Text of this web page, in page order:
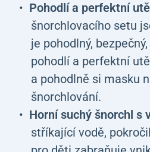
Pohodlí a perfektní
šnorchlovacího setu
je pohodlný,
pohodlí a perfektní
a pohodlně si masku
šnorchlování.
Horní suchý šnorchl s
stříkající vodě,